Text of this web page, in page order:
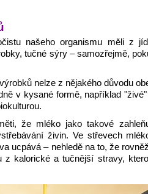
našeho organismu měli z
tučné sýry – samozřejmě,
nelze z nějakého důvodu
v kysané formě, například
že mléko jako takové
živin. Ve střevech
ucpává – nehledě na to, že
z kalorické a tučnější stravy,